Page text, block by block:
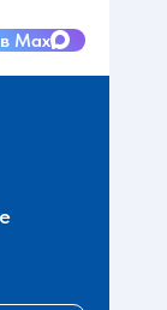
Max